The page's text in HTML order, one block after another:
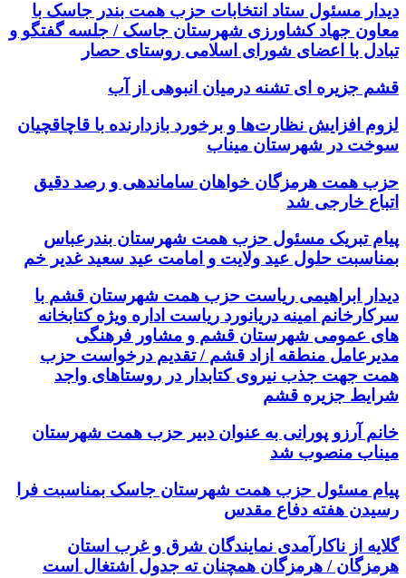
دیدار مسئول ستاد انتخابات حزب همت بندر جاسک با
معاون جهاد کشاورزی شهرستان جاسک / جلسه گفتگو و
تبادل با اعضای شورای اسلامی روستای حصار
قشم جزیره ای تشنه درمیان انبوهی از آب
لزوم افزایش نظارت‌ها و برخورد بازدارنده با قاچاقچیان
سوخت در شهرستان میناب
حزب همت هرمزگان خواهان ساماندهی و رصد دقیق
اتباع خارجی شد
پیام تبریک مسئول حزب همت شهرستان بندرعباس
بمناسبت حلول عید ولایت و امامت عید سعید غدیر خم
دیدار ابراهیمی ریاست حزب همت شهرستان قشم با
سرکارخانم امینه دریانورد ریاست اداره ویژه کتابخانه
های عمومی شهرستان قشم و مشاور فرهنگی
مدیرعامل منطقه ازاد قشم / تقدیم درخواست حزب
همت جهت جذب نیروی کتابدار در روستاهای واجد
شرایط جزیره قشم
خانم آرزو پورانی به عنوان دبیر حزب همت شهرستان
میناب منصوب شد
پیام مسئول حزب همت شهرستان جاسک بمناسبت فرا
رسیدن هفته دفاع مقدس
گلایه از ناکارآمدی نمایندگان شرق و غرب استان
هرمزگان / هرمزگان همچنان ته جدول اشتغال است